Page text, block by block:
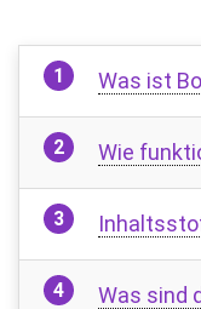
Was ist
Wie
Was sind